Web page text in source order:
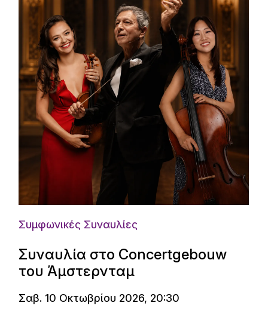
Συμφωνικές Συναυλίες
Συναυλία στο Concertgebouw
του Άμστερνταμ
Σαβ. 10 Οκτωβρίου 2026, 20:30